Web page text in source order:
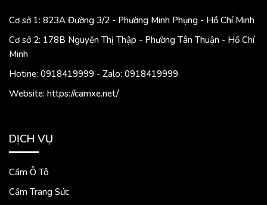
Cơ sở 1: 823A Đường 3/2 - Phường Minh Phụng - Hồ Chí Minh
Cơ sở 2: 178B Nguyễn Thị Thập - Phường Tân Thuận - Hồ Chí
Minh
Hotine: 0918419999 - Zalo: 0918419999
Website: https://camxe.net/
DỊCH VỤ
Cầm Ô Tô
Cầm Trang Sức